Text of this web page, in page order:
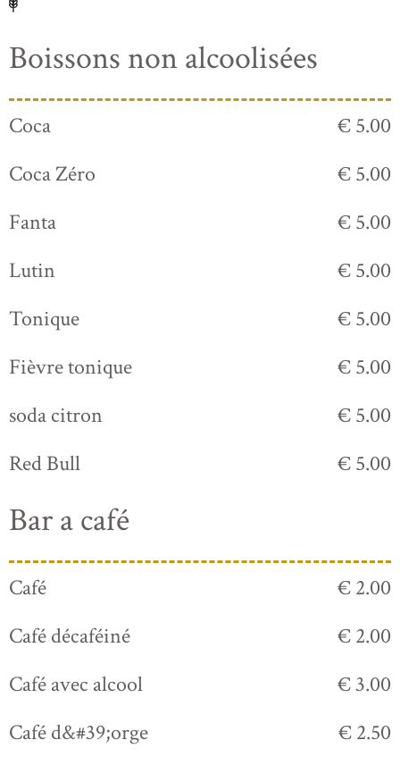
Boissons non alcoolisées
Coca
€ 5.00
Coca Zéro
€ 5.00
Fanta
€ 5.00
Lutin
€ 5.00
Tonique
€ 5.00
Fièvre tonique
€ 5.00
soda citron
€ 5.00
Red Bull
€ 5.00
Bar a café
Café
€ 2.00
Café décaféiné
€ 2.00
Café avec alcool
€ 3.00
Café d&#39;orge
€ 2.50